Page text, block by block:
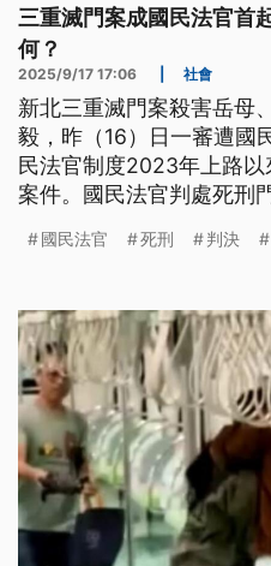
三重滅門案成國民法官首
何？
2025/9/17 17:06 社會
新北三重滅門案殺害岳母
毅，昨（16）日一審遭國
民法官制度2023年上路
案件。國民法官判處死刑
國民法官 死刑 判決